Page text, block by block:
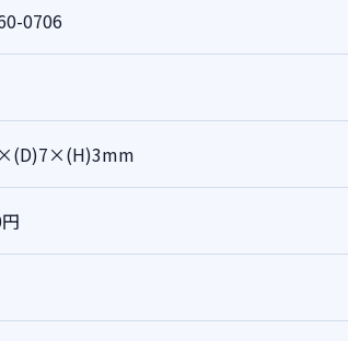
0706